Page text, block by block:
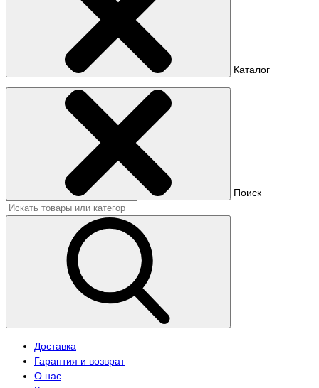
Каталог
Поиск
Доставка
Гарантия и возврат
О нас